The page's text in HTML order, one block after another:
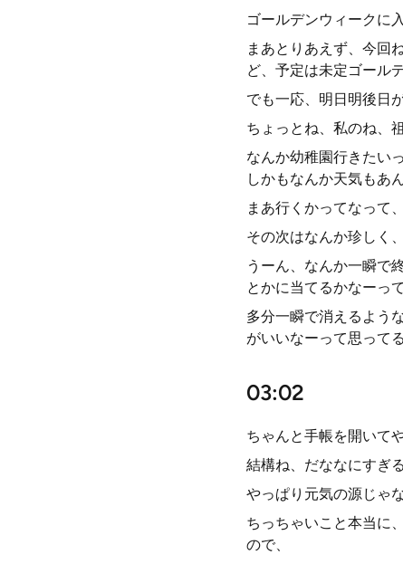
ゴールデンウィークに
まあとりあえず、今回
ど、予定は未定ゴール
でも一応、明日明後日
ちょっとね、私のね、
なんか幼稚園行きたい
しかもなんか天気もあ
まあ行くかってなって
その次はなんか珍しく
うーん、なんか一瞬で
とかに当てるかなーっ
多分一瞬で消えるよう
がいいなーって思ってる
03:02
ちゃんと手帳を開いて
結構ね、だななにすぎ
やっぱり元気の源じゃ
ちっちゃいこと本当に
ので、